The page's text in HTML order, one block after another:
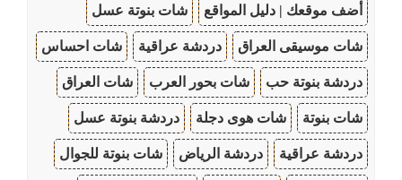
أضف موقعك | دليل المواقع شات بنوتة عسل
شات موسيقى العراق دردشة عراقية شات احساس
دردشة بنوتة حب شات بحور العرب شات العراق
شات بنوتة شات هوى دجلة دردشة بنوتة عسل
دردشة عراقية دردشة الرياض شات بنوتة للجوال